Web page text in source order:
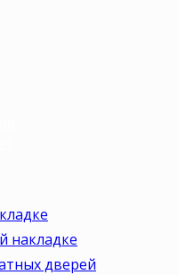
накладке
дверей